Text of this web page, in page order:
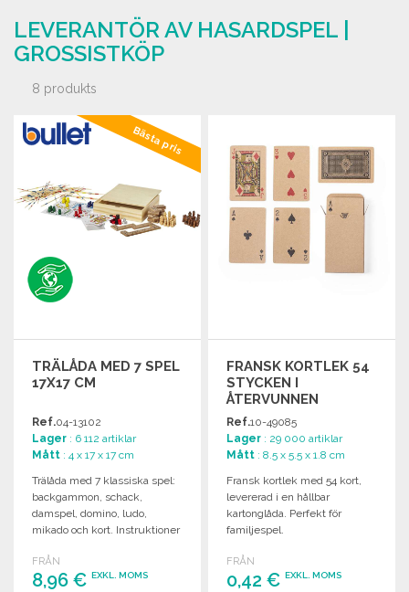
LEVERANTÖR AV HASARDSPEL |
GROSSISTKÖP
8 produkts
Bästa pris
TRÄLÅDA MED 7 SPEL
17X17 CM
Ref.04-13102
Lager : 6 112 artiklar
Mått : 4 x 17 x 17 cm
Trälåda med 7 klassiska spel:
backgammon, schack,
damspel, domino, ludo,
mikado och kort. Instruktioner
FRÅN
8,96 € EXKL. MOMS
FRANSK KORTLEK 54
STYCKEN I
ÅTERVUNNEN
KARTONG
Ref.10-49085
Lager : 29 000 artiklar
Mått : 8.5 x 5.5 x 1.8 cm
Fransk kortlek med 54 kort,
levererad i en hållbar
kartonglåda. Perfekt för
familjespel.
FRÅN
0,42 €EXKL. MOMS